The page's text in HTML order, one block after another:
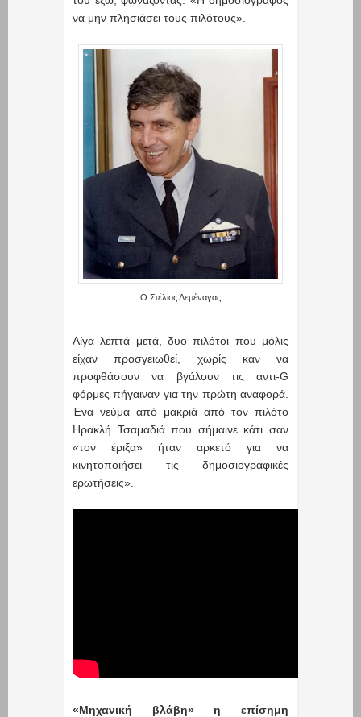
να μην πλησιάσει τους πιλότους».
Ο Στέλιος Δεμέναγας
Λίγα λεπτά μετά, δυο πιλότοι που μόλις
είχαν προσγειωθεί, χωρίς καν να
προφθάσουν να βγάλουν τις αντι-G
φόρμες πήγαιναν για την πρώτη αναφορά.
Ένα νεύμα από μακριά από τον πιλότο
Ηρακλή Τσαμαδιά που σήμαινε κάτι σαν
«τον έριξα» ήταν αρκετό για να
κινητοποιήσει τις δημοσιογραφικές
ερωτήσεις».
«Μηχανική βλάβη» η επίσημη